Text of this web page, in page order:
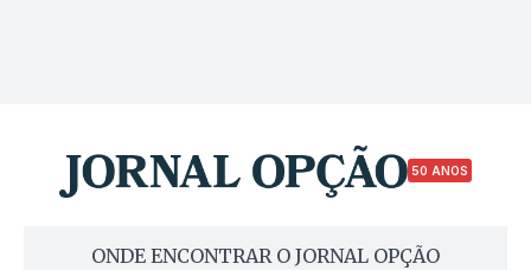
50 ANOS
ONDE ENCONTRAR O JORNAL OPÇÃO